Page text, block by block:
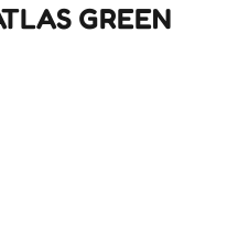
GREEN